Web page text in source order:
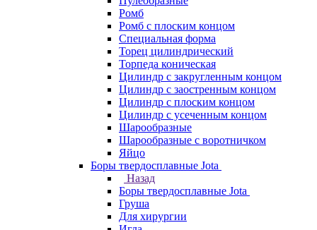
Ромб
Ромб с плоским концом
Специальная форма
Торец цилиндрический
Торпеда коническая
Цилиндр с закругленным концом
Цилиндр с заостренным концом
Цилиндр с плоским концом
Цилиндр с усеченным концом
Шарообразные
Шарообразные с воротничком
Яйцо
Боры твердосплавные Jota
Назад
Боры твердосплавные Jota
Груша
Для хирургии